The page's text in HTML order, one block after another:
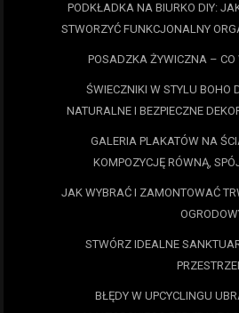
PODKŁADKA NA BIURKO DIY:
STWORZYĆ FUNKCJONALNY
POSADZKA ŻYWICZNA – CO
ŚWIECZNIKI W STYLU BOHO
NATURALNE I BEZPIECZNE
GALERIA PLAKATÓW NA
KOMPOZYCJĘ RÓWNĄ,
JAK WYBRAĆ I ZAMONTOWAĆ
STWÓRZ IDEALNE
BŁĘDY W UPCYCLINGU